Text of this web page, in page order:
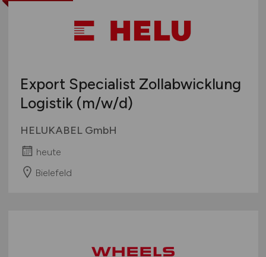
Export Specialist Zollabwicklung
Logistik (m/w/d)
HELUKABEL GmbH
heute
Bielefeld